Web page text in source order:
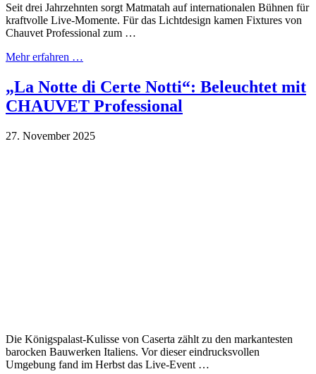
Seit drei Jahrzehnten sorgt Matmatah auf internationalen Bühnen für
kraftvolle Live-Momente. Für das Lichtdesign kamen Fixtures von
Chauvet Professional zum …
Mehr erfahren …
„La Notte di Certe Notti“: Beleuchtet mit
CHAUVET Professional
27. November 2025
Die Königspalast-Kulisse von Caserta zählt zu den markantesten
barocken Bauwerken Italiens. Vor dieser eindrucksvollen
Umgebung fand im Herbst das Live-Event …